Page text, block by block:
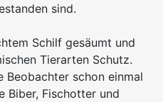
sind.
Schilf gesäumt und
Tierarten Schutz.
Beobachter schon einmal
Biber, Fischotter und